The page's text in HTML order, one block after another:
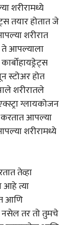
शरीरामध्ये
तयार होतात जे
शरीरात
आपल्याला
स्टोअर होत
शरीरातले
ग्लायकोजन
करतात आपल्या
शरीरामध्ये
तेव्हा
आहे त्या
आणि
नसेल तर तो तुमचे